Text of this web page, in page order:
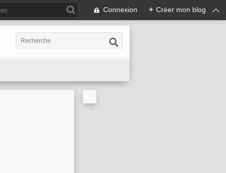
Connexion + Créer mon blog